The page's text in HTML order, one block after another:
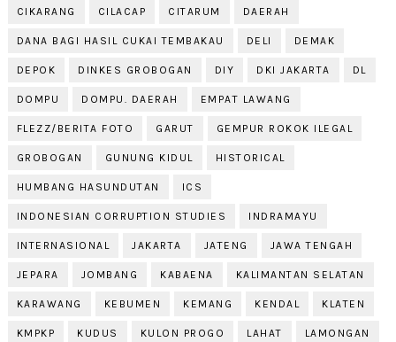
CIKARANG CILACAP CITARUM DAERAH
DANA BAGI HASIL CUKAI TEMBAKAU DELI DEMAK
DEPOK DINKES GROBOGAN DIY DKI JAKARTA DL
DOMPU DOMPU. DAERAH EMPAT LAWANG
FLEZZ/BERITA FOTO GARUT GEMPUR ROKOK ILEGAL
GROBOGAN GUNUNG KIDUL HISTORICAL
HUMBANG HASUNDUTAN ICS
INDONESIAN CORRUPTION STUDIES INDRAMAYU
INTERNASIONAL JAKARTA JATENG JAWA TENGAH
JEPARA JOMBANG KABAENA KALIMANTAN SELATAN
KARAWANG KEBUMEN KEMANG KENDAL KLATEN
KMPKP KUDUS KULON PROGO LAHAT LAMONGAN